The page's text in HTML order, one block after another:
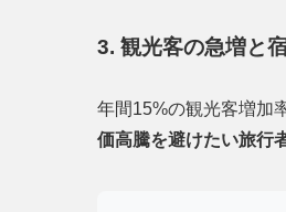
3. 観光客の急増と
年間15%の観光客増加
価高騰を避けたい旅行